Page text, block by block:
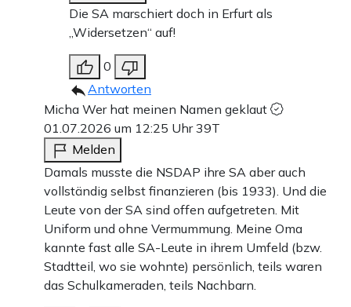
Die SA marschiert doch in Erfurt als
„Widersetzen“ auf!
0
Antworten
Micha Wer hat meinen Namen geklaut
01.07.2026 um 12:25 Uhr39T
Melden
Damals musste die NSDAP ihre SA aber auch
vollständig selbst finanzieren (bis 1933). Und die
Leute von der SA sind offen aufgetreten. Mit
Uniform und ohne Vermummung. Meine Oma
kannte fast alle SA-Leute in ihrem Umfeld (bzw.
Stadtteil, wo sie wohnte) persönlich, teils waren
das Schulkameraden, teils Nachbarn.